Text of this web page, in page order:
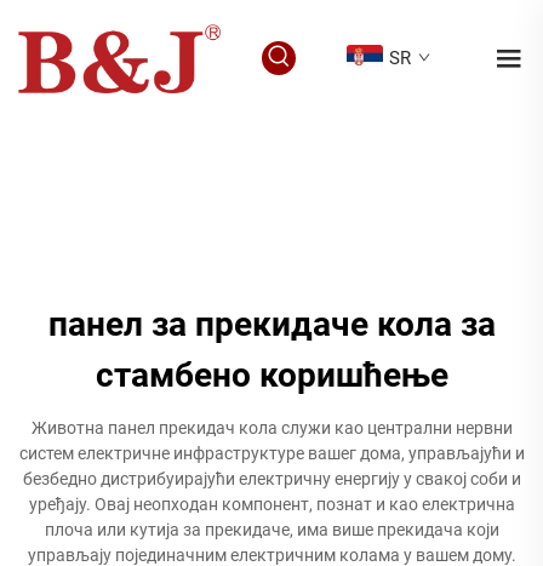
SR
панел за прекидаче кола за
стамбено коришћење
Животна панел прекидач кола служи као централни нервни
систем електричне инфраструктуре вашег дома, управљајући и
безбедно дистрибуирајући електричну енергију у свакој соби и
уређају. Овај неопходан компонент, познат и као електрична
плоча или кутија за прекидаче, има више прекидача који
управљају појединачним електричним колама у вашем дому.